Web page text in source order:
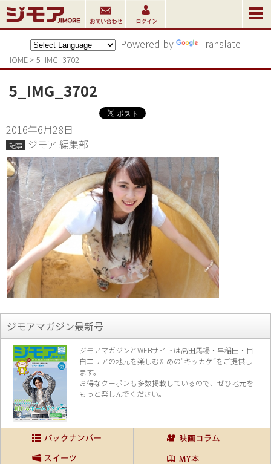
Powered by Translate
HOME > 5_IMG_3702
5_IMG_3702
2016年6月28日
記事 ジモア 編集部
ジモアマガジン最新号
ジモアマガジンとWEBサイトは高田馬場・早稲田・目
白エリアの地元を楽しむための“キッカケ”をご提供し
ます。
お得なクーポンも多数掲載しているので、 ぜひ地元を
もっと楽しんでください。